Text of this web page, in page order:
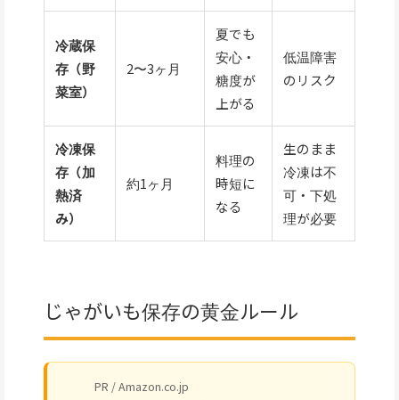
冷蔵保
存（野
菜室）
2〜3ヶ月
夏でも
安心・
糖度が
上がる
低温障害
のリスク
冷凍保
存（加
熱済
み）
約1ヶ月
料理の
時短に
なる
生のまま
冷凍は不
可・下処
理が必要
じゃがいも保存の黄金ルール
PR / Amazon.co.jp